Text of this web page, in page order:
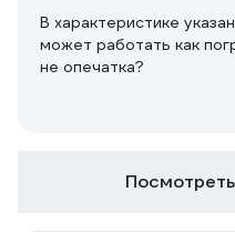
В характеристике
может работать как
не опечатка?